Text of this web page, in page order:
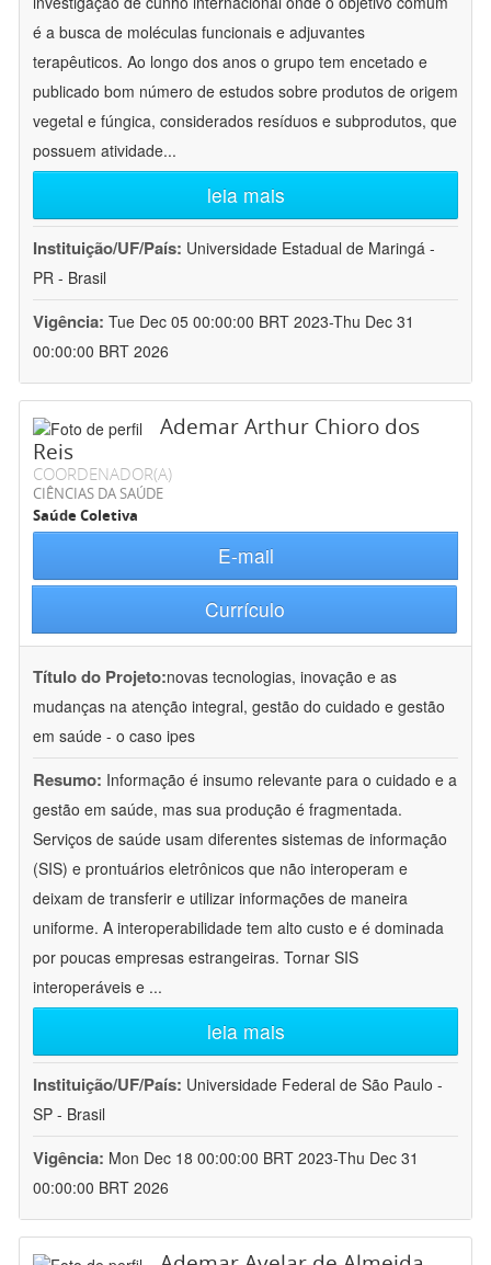
é a busca de moléculas funcionais e adjuvantes
terapêuticos. Ao longo dos anos o grupo tem encetado e
publicado bom número de estudos sobre produtos de origem
vegetal e fúngica, considerados resíduos e subprodutos, que
possuem atividade...
leia mais
Instituição/UF/País: Universidade Estadual de Maringá -
PR - Brasil
Vigência: Tue Dec 05 00:00:00 BRT 2023-Thu Dec 31
00:00:00 BRT 2026
Ademar Arthur Chioro dos
Reis
COORDENADOR(A)
CIÊNCIAS DA SAÚDE
Saúde Coletiva
E-mail
Currículo
Título do Projeto:novas tecnologias, inovação e as
mudanças na atenção integral, gestão do cuidado e gestão
em saúde - o caso ipes
Resumo: Informação é insumo relevante para o cuidado e a
gestão em saúde, mas sua produção é fragmentada.
Serviços de saúde usam diferentes sistemas de informação
(SIS) e prontuários eletrônicos que não interoperam e
deixam de transferir e utilizar informações de maneira
uniforme. A interoperabilidade tem alto custo e é dominada
por poucas empresas estrangeiras. Tornar SIS
interoperáveis e ...
leia mais
Instituição/UF/País: Universidade Federal de São Paulo -
SP - Brasil
Vigência: Mon Dec 18 00:00:00 BRT 2023-Thu Dec 31
00:00:00 BRT 2026